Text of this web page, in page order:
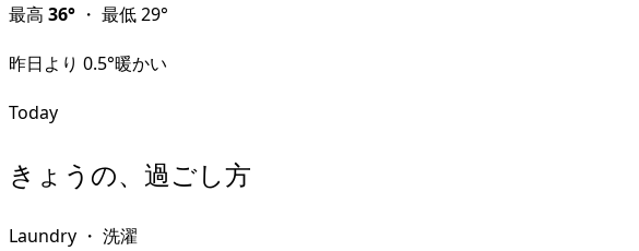
最高 36° ・ 最低29°
昨日より 0.5°暖かい
Today
きょうの、過ごし方
Laundry ・ 洗濯